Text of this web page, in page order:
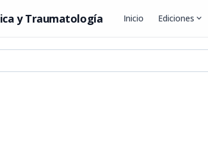
y Traumatología Inicio Ediciones expand_more